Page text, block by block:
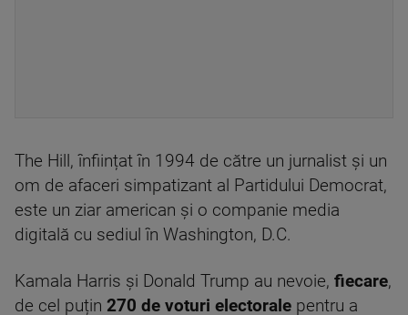
The Hill, înființat în 1994 de către un jurnalist și un
om de afaceri simpatizant al Partidului Democrat,
este un ziar american și o companie media
digitală cu sediul în Washington, D.C.
Kamala Harris și Donald Trump au nevoie, fiecare,
de cel puțin 270 de voturi electorale pentru a